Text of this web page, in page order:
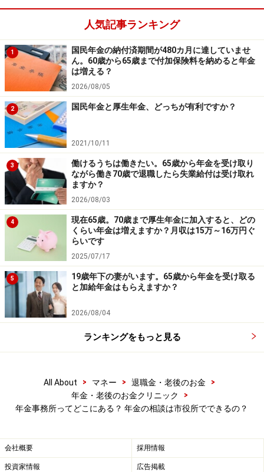
人気記事ランキング
1
国民年金の納付済期間が480カ月に達していませ
ん。60歳から65歳まで付加保険料を納めると年金
は増える？
2026/08/05
2 国民年金と厚生年金、どっちが有利ですか？
2021/10/11
3
働けるうちは働きたい。65歳から年金を受け取り
ながら働き70歳で退職したら失業給付は受け取れ
ますか？
2026/08/03
4
現在65歳。70歳まで厚生年金に加入すると、どの
くらい年金は増えますか？月収は15万～16万円ぐ
らいです
2025/07/17
5
19歳年下の妻がいます。65歳から年金を受け取る
と加給年金はもらえますか？
2026/08/04
ランキングをもっと見る
All About > マネー > 退職金・老後のお金
>
年金・老後のお金クリニック
>
年金事務所ってどこにある？ 年金の相談は市役所でできるの？
会社概要 採用情報
投資家情報 広告掲載